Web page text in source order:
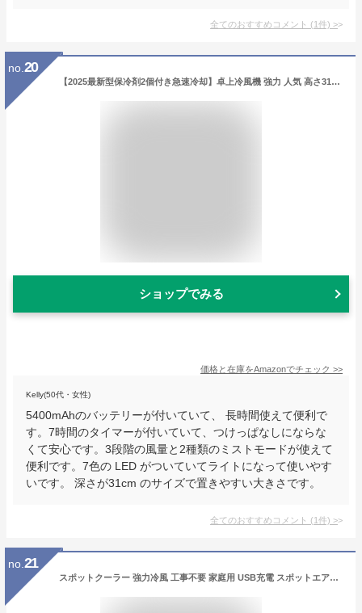
全てのおすすめコメント (1件) >
no. 20
【2025最新型保冷剤2個付き急速冷却】卓上冷風機 強力 人気 高さ31cm小型クーラー 卓上クーラー 5400mAhバッテリー リモコン7M制御 7Hタイミング 1200mlタンク 7.5W小型冷風機 30dB静音 USBケーブル付き 3段階風量&2種ミストモード 7色LED 冷風扇 ポータブルクーラー 軽量 ハンドル付き 上下30°調整 ミニクーラー 小型エアコン 車中泊クーラー 冷風扇風機
ショップでみる
価格と在庫をAmazonでチェック >>
Kelly(50代・女性)
5400mAhのバッテリーが付いていて、 長時間使えて便利で
す。7時間のタイマーが付いていて、つけっぱなしにならな
くて安心です。3段階の風量と2種類のミストモードが使えて
便利です。7色の LED がついていてライトになって使いやす
いです。 深さが31cm のサイズで置きやすい大きさです。
全てのおすすめコメント (1件) >
no. 21
スポットクーラー 強力冷風 工事不要 家庭用 USB充電 スポットエアコン クーラー ポータブルクーラー ポータブルエアコン 扇風機 自動首振り 風量6段階 強力 コンパクト 熱中症対策 置き型 人気 クーラー 並みに涼しい 冷風機 クーラー代わり 家電 移動式 ポータブルエアコン